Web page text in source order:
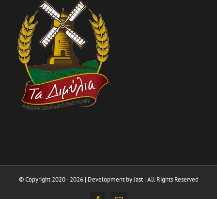
© Copyright 2020 - 2026 | Development byJast| All Rights Reserved